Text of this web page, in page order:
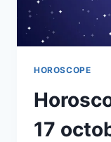
HOROSCOPE
17